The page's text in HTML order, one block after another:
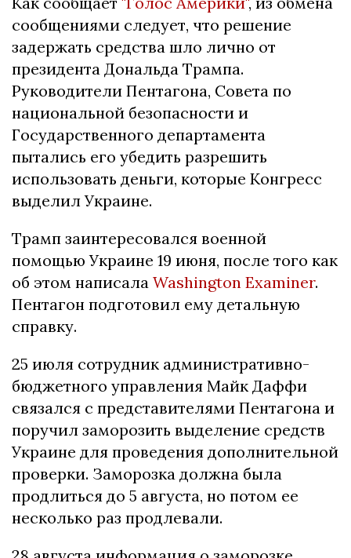
сообщениями следует, что решение
задержать средства шло лично от
президента Дональда Трампа.
Руководители Пентагона, Совета по
национальной безопасности и
Государственного департамента
пытались его убедить разрешить
использовать деньги, которые Конгресс
выделил Украине.
Трамп заинтересовался военной
помощью Украине 19 июня, после того как
об этом написала Washington Examiner.
Пентагон подготовил ему детальную
справку.
25 июля сотрудник административно-
бюджетного управления Майк Даффи
связался с представителями Пентагона и
поручил заморозить выделение средств
Украине для проведения дополнительной
проверки. Заморозка должна была
продлиться до 5 августа, но потом ее
несколько раз продлевали.